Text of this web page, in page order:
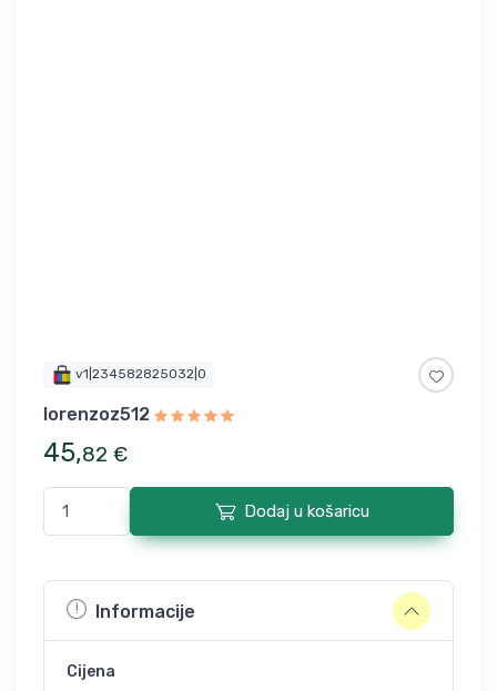
v1|234582825032|0
lorenzoz512
45,82 €
Dodaj u košaricu
Informacije
Cijena